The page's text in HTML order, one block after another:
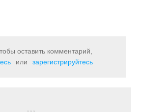
оставить комментарий,
или зарегистрируйтесь